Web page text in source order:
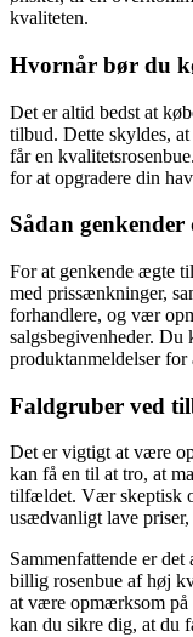
kvaliteten.
Hvornår bør du
Det er altid bedst at
tilbud. Dette skyldes,
får en
for at opgradere din
Sådan
For at genkende ægte
med prissænkninger,
forhandlere, og vær
salgsbegivenheder. Du
produktanmeldelser for
Faldgruber ved
Det er vigtigt at være
kan få en til at tro, at
tilfældet. Vær skeptisk
usædvanligt lave
Sammenfattende er
billig rosenbue af høj
at være opmærksom på
kan du sikre dig, at du